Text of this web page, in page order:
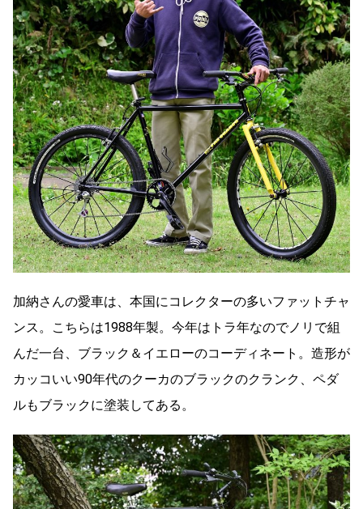
加納さんの愛車は、本国にコレクターの多いファットチャ
ンス。こちらは1988年製。今年はトラ年なのでノリで組
んだ一台、ブラック＆イエローのコーディネート。造形が
カッコいい90年代のクーカのブラックのクランク、ペダ
ルもブラックに塗装してある。